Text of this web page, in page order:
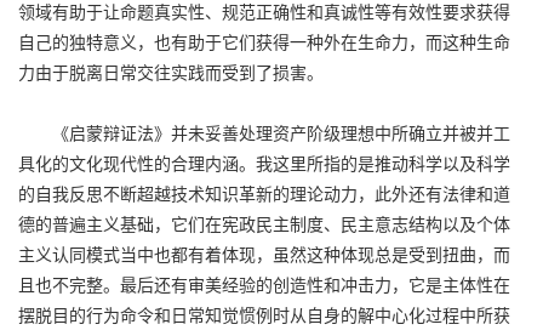
领域有助于让命题真实性、规范正确性和真诚性等有效性要求获得
自己的独特意义，也有助于它们获得一种外在生命力，而这种生命
力由于脱离日常交往实践而受到了损害。
《启蒙辩证法》并未妥善处理资产阶级理想中所确立并被并工
具化的文化现代性的合理内涵。我这里所指的是推动科学以及科学
的自我反思不断超越技术知识革新的理论动力，此外还有法律和道
德的普遍主义基础，它们在宪政民主制度、民主意志结构以及个体
主义认同模式当中也都有着体现，虽然这种体现总是受到扭曲，而
且也不完整。最后还有审美经验的创造性和冲击力，它是主体性在
摆脱目的行为命令和日常知觉惯例时从自身的解中心化过程中所获